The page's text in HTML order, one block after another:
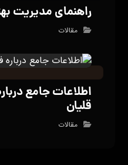
راهنمای مدیریت
مقالات
اطلاعات جامع
قلیان
مقالات